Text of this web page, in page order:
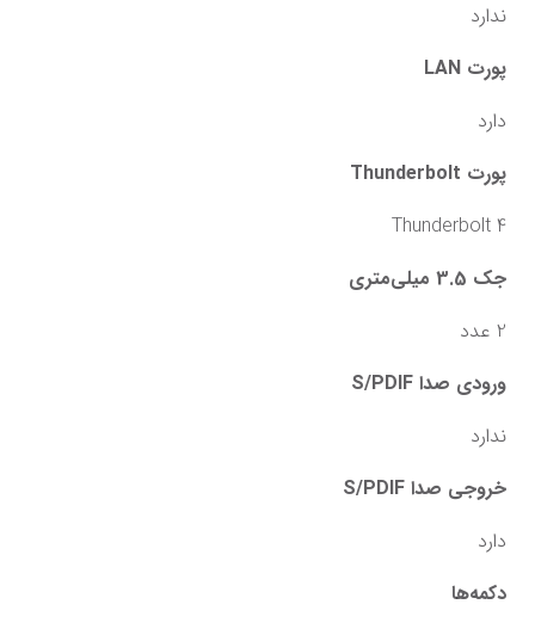
ندارد
پورت LAN
دارد
پورت Thunderbolt
Thunderbolt 4
جک 3.5 میلی‌متری
2 عدد
ورودی صدا S/PDIF
ندارد
خروجی صدا S/PDIF
دارد
دکمه‌ها